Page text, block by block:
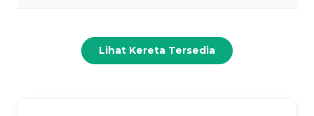
Lihat Kereta Tersedia